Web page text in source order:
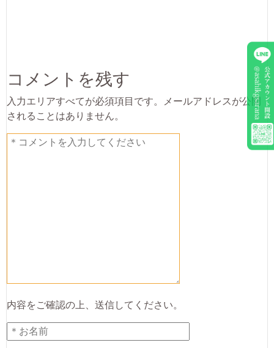
コメントを残す
入力エリアすべてが必須項目です。メールアドレスが公開
されることはありません。
内容をご確認の上、送信してください。